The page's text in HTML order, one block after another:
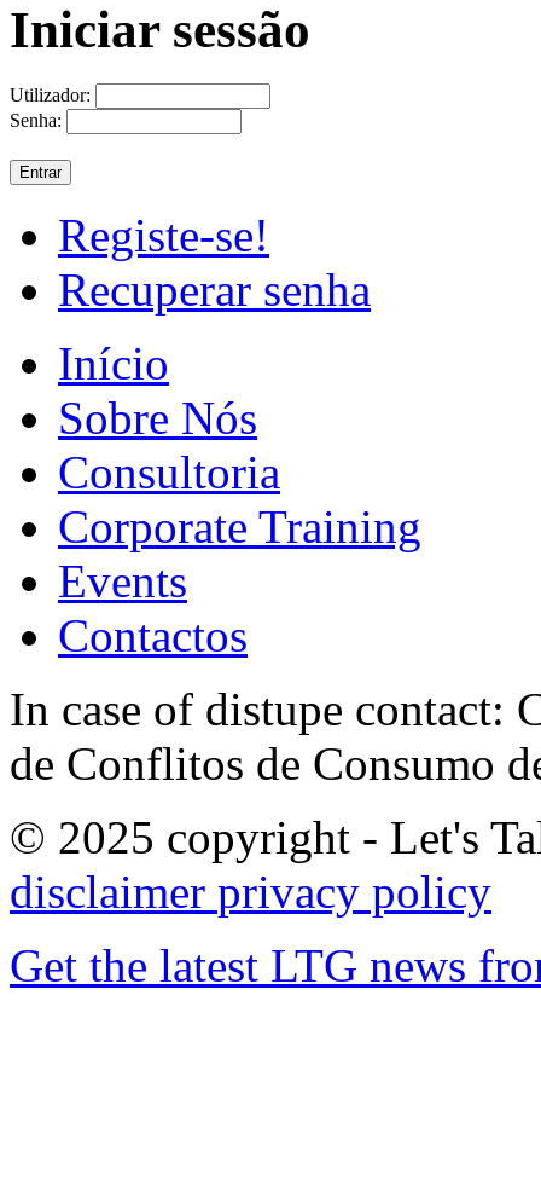
Iniciar sessão
Utilizador:
Senha:
Registe-se!
Recuperar senha
Início
Sobre Nós
Consultoria
Corporate Training
Events
Contactos
In case of distupe contact:
de Conflitos de Consumo
© 2025 copyright - Let's
disclaimer privacy policy
Get the latest LTG news